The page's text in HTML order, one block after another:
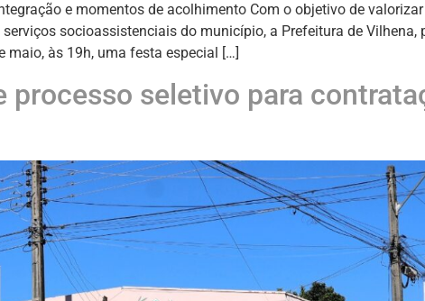
e momentos de acolhimento Com o objetivo de
socioassistenciais do município, a Prefeitura de
maio, às 19h, uma festa especial […]
processo seletivo para